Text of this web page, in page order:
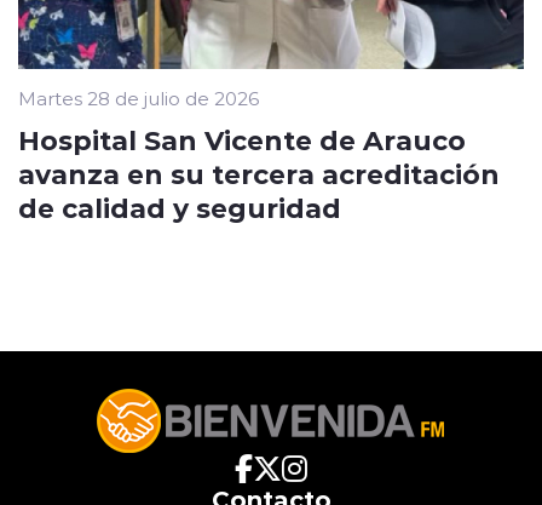
Martes 28 de julio de 2026
Hospital San Vicente de Arauco
avanza en su tercera acreditación
de calidad y seguridad
Contacto